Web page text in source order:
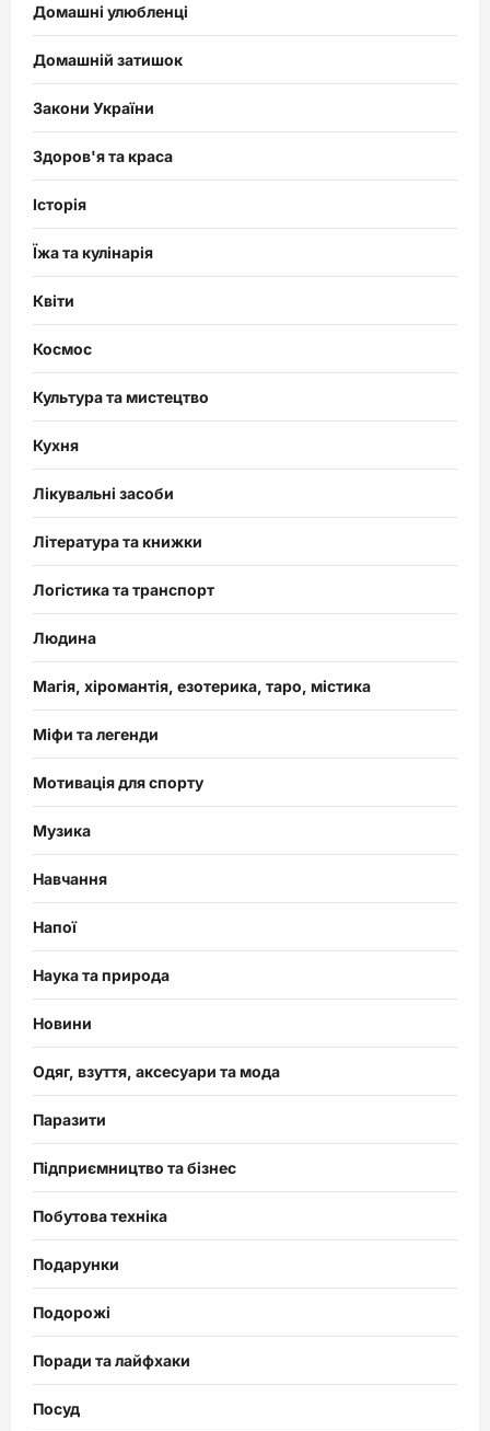
Домашні улюбленці
Домашній затишок
Закони України
Здоров'я та краса
Історія
Їжа та кулінарія
Квіти
Космос
Культура та мистецтво
Кухня
Лікувальні засоби
Література та книжки
Логістика та транспорт
Людина
Магія, хіромантія, езотерика, таро, містика
Міфи та легенди
Мотивація для спорту
Музика
Навчання
Напої
Наука та природа
Новини
Одяг, взуття, аксесуари та мода
Паразити
Підприємництво та бізнес
Побутова техніка
Подарунки
Подорожі
Поради та лайфхаки
Посуд